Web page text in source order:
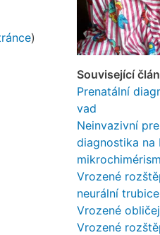
)
Související
Prenatální
vad
Neinvazivní
diagnostika na
Vrozené
neurální
Vrozené
Vrozené